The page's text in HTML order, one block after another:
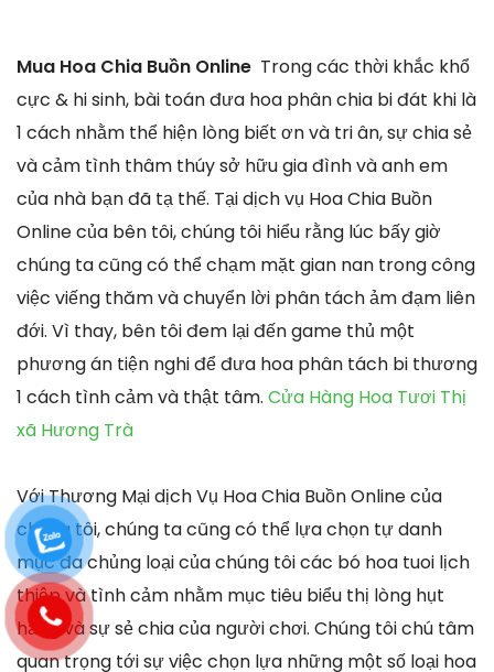
Mua Hoa Chia Buồn Online Trong các thời khắc khổ
cực & hi sinh, bài toán đưa hoa phân chia bi đát khi là
1 cách nhằm thể hiện lòng biết ơn và tri ân, sự chia sẻ
và cảm tình thâm thúy sở hữu gia đình và anh em
của nhà bạn đã tạ thế. Tại dịch vụ Hoa Chia Buồn
Online của bên tôi, chúng tôi hiểu rằng lúc bấy giờ
chúng ta cũng có thể chạm mặt gian nan trong công
việc viếng thăm và chuyển lời phân tách ảm đạm liên
đới. Vì thay, bên tôi đem lại đến game thủ một
phương án tiện nghi để đưa hoa phân tách bi thương
1 cách tình cảm và thật tâm. Cửa Hàng Hoa Tươi Thị
xã Hương Trà
Với Thương Mại dịch Vụ Hoa Chia Buồn Online của
chúng tôi, chúng ta cũng có thể lựa chọn tự danh
mục đa chủng loại của chúng tôi các bó hoa tuoi lịch
thiệp và tình cảm nhằm mục tiêu biểu thị lòng hụt
hẫng và sự sẻ chia của người chơi. Chúng tôi chú tâm
quan trọng tới sự việc chọn lựa những một số loại hoa